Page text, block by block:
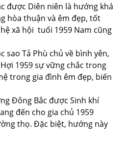
được Diên niên là hướng khá
hòa thuận và êm đẹp, tốt
xã hội tuổi 1959 Nam cũng
sao Tả Phù chủ về bình yên,
1959 sự vững chắc trong
trong gia đình êm đẹp, biến
Đông Bắc được Sinh khí
đến cho gia chủ 1959
thọ. Đặc biệt, hướng này